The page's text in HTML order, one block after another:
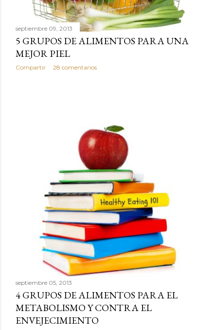
septiembre 09, 2013
5 GRUPOS DE ALIMENTOS PARA UNA
MEJOR PIEL
Compartir 28 comentarios
septiembre 05, 2013
4 GRUPOS DE ALIMENTOS PARA EL
METABOLISMO Y CONTRA EL
ENVEJECIMIENTO